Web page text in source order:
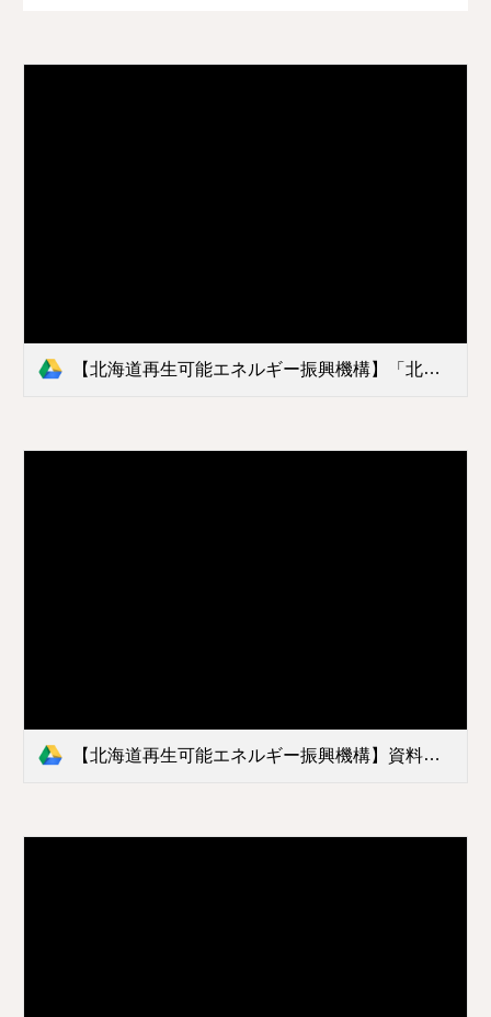
【北海道再生可能エネルギー振興機構】「北海道省エネルギー・新エネルギー促進行動計画【第Ⅱ期】(中間見直し素案)」に対する意見提出.pdf
【北海道再生可能エネルギー振興機構】資料編.pdf